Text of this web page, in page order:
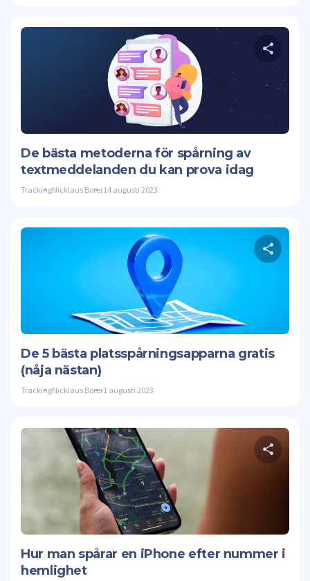
De bästa metoderna för spårning av
textmeddelanden du kan prova idag
TrackingNicklaus Borer14 augusti 2023
De 5 bästa platsspårningsapparna gratis
(nåja nästan)
TrackingNicklaus Borer1 augusti 2023
Hur man spårar en iPhone efter nummer i
hemlighet